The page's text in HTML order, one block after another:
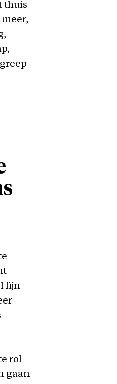
thuis
fijn
rol
gaan